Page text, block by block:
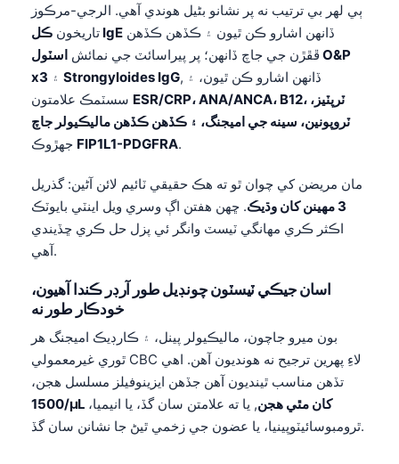
ٻي لهر بي ترتيب نه پر نشانو بڻيل هوندي آهي. الرجي-مرڪوز
تاريخون ڪل IgE
ڦڦڙن جي جاچ ڏانهن؛ پر پيراسائٽ جي نمائش اسٽول O&P
x3
Strongyloides IgG, ڏانهن اشارو ڪن ٿيون، ۽
ESR/CRP، ANA/ANCA، B12، ٽرپٽيز،
ٽروپونين، سينه جي اميجنگ، ۽ ڪڏهن ڪڏهن ماليڪيولر جاچ
FIP1L1-PDGFRA.
مان مريضن کي چوان ٿو ته هڪ حقيقي ٽائيم لائن آڻين: گذريل
3 مهينن کان وڌيڪ
. ڇهن هفتن اڳ وسري ويل اينٽي بايوٽڪ
اڪثر ڪري مهانگي ٽيسٽ وانگر ئي پزل حل ڪري ڇڏيندي
آهي.
اسان جيڪي ٽيسٽون چونڊيل طور آرڊر ڪندا آهيون،
خودڪار طور نه
بون ميرو جاچون، ماليڪيولر پينل، ۽ ڪارڊيڪ اميجنگ هر
ٿوري غيرمعمولي CBC لاءِ پهرين ترجيح نه هونديون آهن. اهي
تڏهن مناسب ٿينديون آهن جڏهن ايزينوفيلز مسلسل هجن،
1500/µL کان مٿي هجن, يا ته علامتن سان گڏ، يا انيميا،
ٿرومبوسائيٽوپينيا، يا عضون جي زخمي ٿيڻ جا نشانن سان گڏ.
മലയാളം
Bahasa Melayu
Tiếng Việt
Tagalog
ไทย
ဗမာစာ
Kiswahili
አማርኛ
O‘zbekcha
Қазақ тілі
Suomi
Hrvatski